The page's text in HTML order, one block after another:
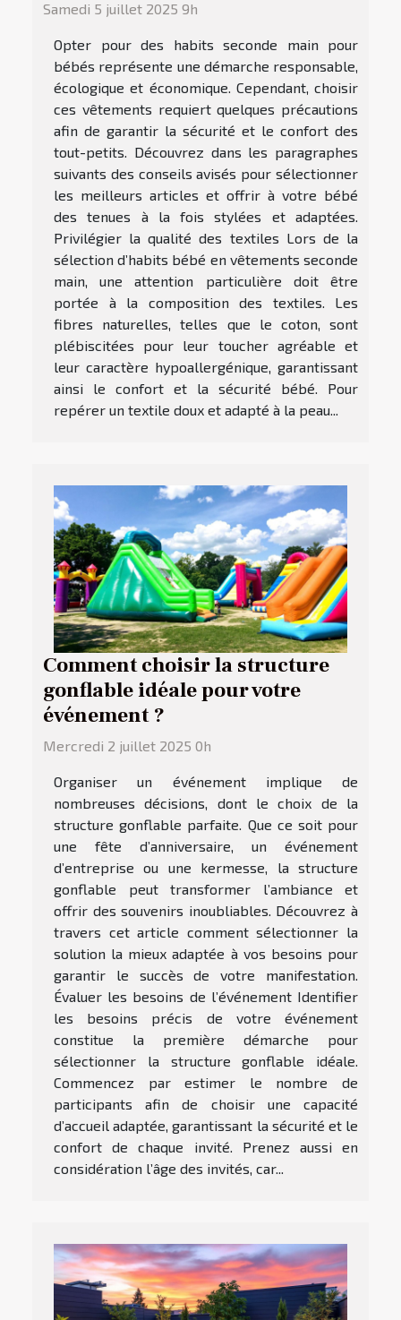
Samedi 5 juillet 2025 9h
Opter pour des habits seconde main pour
bébés représente une démarche responsable,
écologique et économique. Cependant, choisir
ces vêtements requiert quelques précautions
afin de garantir la sécurité et le confort des
tout-petits. Découvrez dans les paragraphes
suivants des conseils avisés pour sélectionner
les meilleurs articles et offrir à votre bébé
des tenues à la fois stylées et adaptées.
Privilégier la qualité des textiles Lors de la
sélection d’habits bébé en vêtements seconde
main, une attention particulière doit être
portée à la composition des textiles. Les
fibres naturelles, telles que le coton, sont
plébiscitées pour leur toucher agréable et
leur caractère hypoallergénique, garantissant
ainsi le confort et la sécurité bébé. Pour
repérer un textile doux et adapté à la peau...
Comment choisir la structure
gonflable idéale pour votre
événement ?
Mercredi 2 juillet 2025 0h
Organiser un événement implique de
nombreuses décisions, dont le choix de la
structure gonflable parfaite. Que ce soit pour
une fête d’anniversaire, un événement
d’entreprise ou une kermesse, la structure
gonflable peut transformer l’ambiance et
offrir des souvenirs inoubliables. Découvrez à
travers cet article comment sélectionner la
solution la mieux adaptée à vos besoins pour
garantir le succès de votre manifestation.
Évaluer les besoins de l’événement Identifier
les besoins précis de votre événement
constitue la première démarche pour
sélectionner la structure gonflable idéale.
Commencez par estimer le nombre de
participants afin de choisir une capacité
d’accueil adaptée, garantissant la sécurité et le
confort de chaque invité. Prenez aussi en
considération l’âge des invités, car...